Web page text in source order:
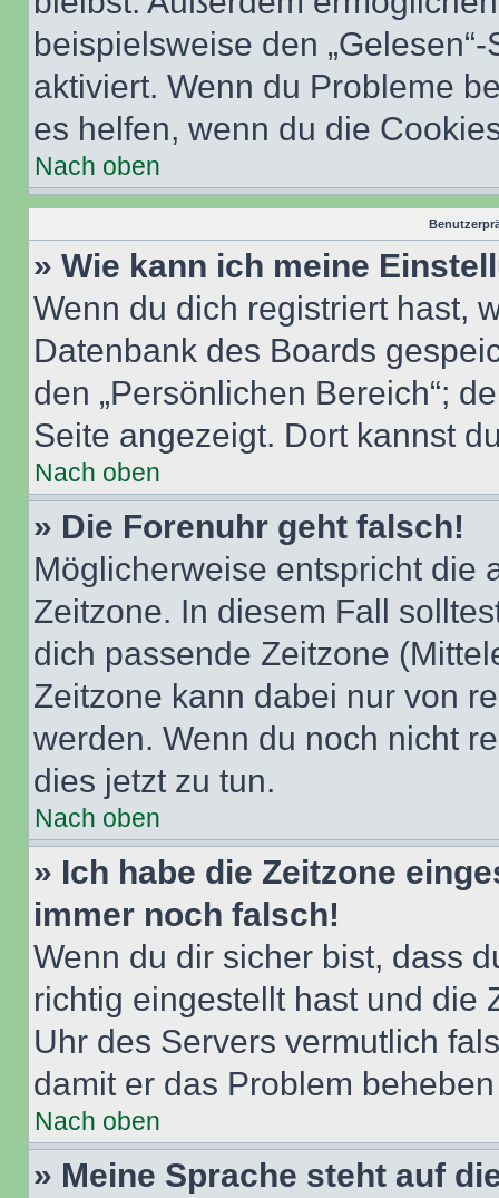
beispielsweise den
aktiviert. Wenn du Probleme
es helfen, wenn du die
Nach oben
» Wie kann ich meine
Wenn du dich registriert hast,
Datenbank des Boards
den „Persönlichen Bereich“;
Seite angezeigt. Dort kannst
Nach oben
» Die Forenuhr geht falsch!
Möglicherweise entspricht die
Zeitzone. In diesem Fall
dich passende Zeitzone
Zeitzone kann dabei nur von
werden. Wenn du noch nicht
dies jetzt zu tun.
Nach oben
» Ich habe die Zeitzone
immer noch falsch!
Wenn du dir sicher bist, dass
richtig eingestellt hast und die
Uhr des Servers vermutlich
damit er das Problem
Nach oben
» Meine Sprache steht auf